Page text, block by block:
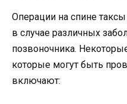
Операции на спине
в случае различных
позвоночника.
которые могут быть
включают: